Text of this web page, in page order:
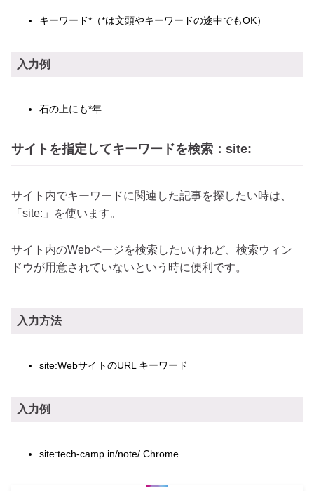
キーワード*（*は文頭やキーワードの途中でもOK）
入力例
石の上にも*年
サイトを指定してキーワードを検索：site:
サイト内でキーワードに関連した記事を探したい時は、
「site:」を使います。
サイト内のWebページを検索したいけれど、検索ウィン
ドウが用意されていないという時に便利です。
入力方法
site:WebサイトのURL キーワード
入力例
site:tech-camp.in/note/ Chrome